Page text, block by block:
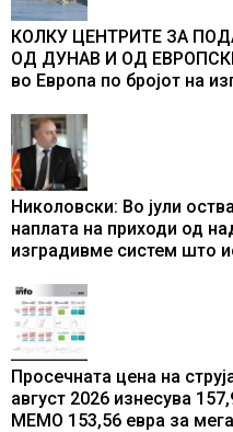
КОЛКУ ЦЕНТРИТЕ ЗА
ОД ДУНАВ И ОД
во Европа по бројот на
Николовски: Во јули
наплата на приходи од
изградивме систем што
Просечната цена на
август 2026 изнесува
МЕМО 153,56 евра за